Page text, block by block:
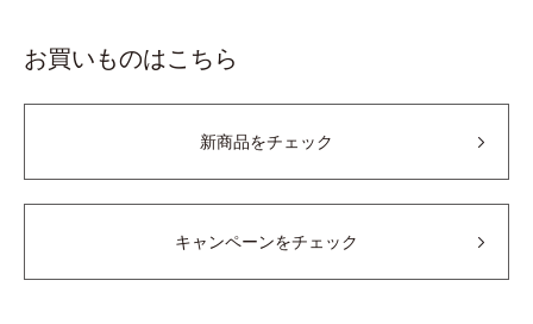
お買いものはこちら
新商品をチェック
キャンペーンをチェック